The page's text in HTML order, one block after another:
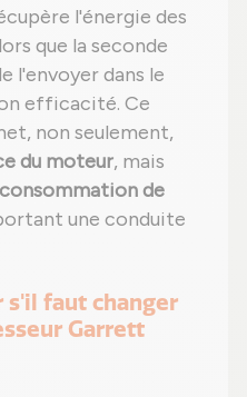
l'énergie des
que la seconde
l'envoyer dans le
efficacité. Ce
non seulement,
du moteur, mais
de
une conduite
s'il faut changer
Garrett